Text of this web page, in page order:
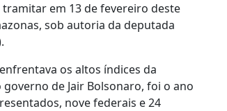
em 13 de fevereiro deste
sob autoria da deputada
os altos índices da
de Jair Bolsonaro, foi o ano
nove federais e 24